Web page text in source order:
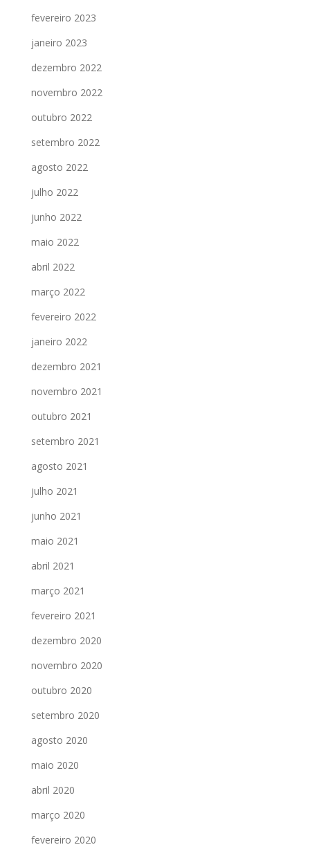
fevereiro 2023
janeiro 2023
dezembro 2022
novembro 2022
outubro 2022
setembro 2022
agosto 2022
julho 2022
junho 2022
maio 2022
abril 2022
março 2022
fevereiro 2022
janeiro 2022
dezembro 2021
novembro 2021
outubro 2021
setembro 2021
agosto 2021
julho 2021
junho 2021
maio 2021
abril 2021
março 2021
fevereiro 2021
dezembro 2020
novembro 2020
outubro 2020
setembro 2020
agosto 2020
maio 2020
abril 2020
março 2020
fevereiro 2020